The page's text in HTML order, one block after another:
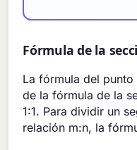
Fórmula de la
La fórmula del
de la fórmula de la
1:1. Para dividir un
relación m:n, la